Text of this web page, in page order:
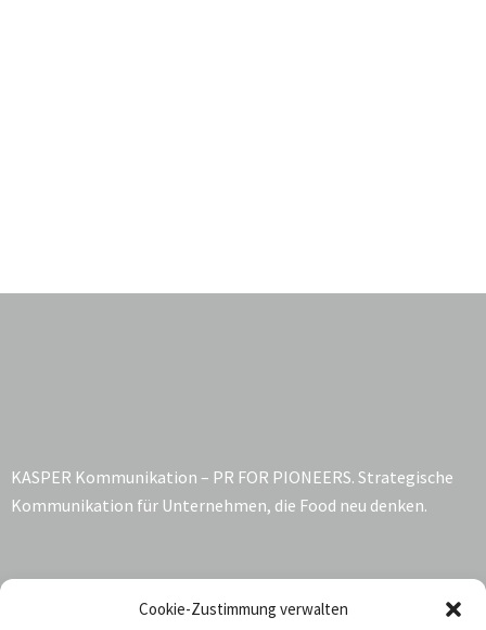
Cookie-Zustimmung verwalten
KASPER Kommunikation – PR FOR PIONEERS. Strategische
Kommunikation für Unternehmen, die Food neu denken.